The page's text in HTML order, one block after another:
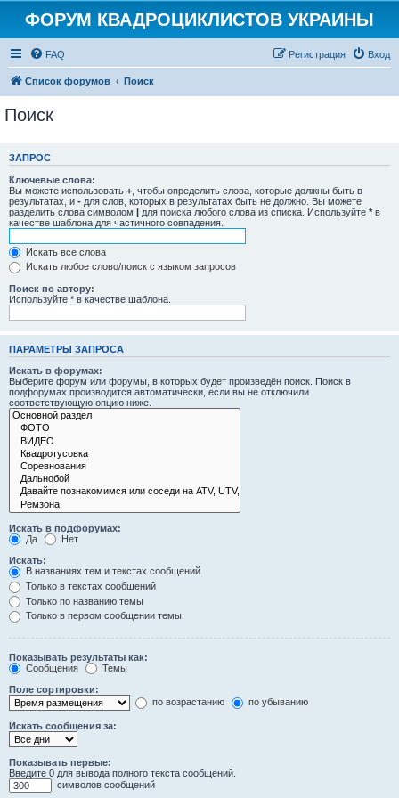
ФОРУМ КВАДРОЦИКЛИСТОВ УКРАИНЫ
FAQ Вход
Регистрация
Список форумов Поиск
Поиск
ЗАПРОС
Ключевые слова:
Вы можете использовать + , чтобы определить слова, которые должны быть в
результатах, и - для слов, которых в результатах быть не должно. Вы можете
разделить слова символом | для поиска любого слова из списка. Используйте * в
качестве шаблона для частичного совпадения.
Искать все слова
Искать любое слово/поиск с языком запросов
Поиск по автору:
Используйте * в качестве шаблона.
ПАРАМЕТРЫ ЗАПРОСА
Искать в форумах:
Выберите форум или форумы, в которых будет произведён поиск. Поиск в
подфорумах производится автоматически, если вы не отключили
соответствующую опцию ниже.
Искать в подфорумах:
Да
Нет
Искать:
В названиях тем и текстах сообщений
Только в текстах сообщений
Только по названию темы
Только в первом сообщении темы
Показывать результаты как:
Сообщения
Темы
Поле сортировки:
по возрастанию
по убыванию
Искать сообщения за:
Показывать первые:
Введите 0 для вывода полного текста сообщений.
символов сообщений